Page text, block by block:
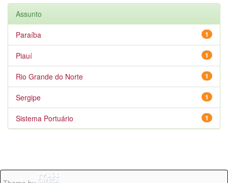
Assunto
1
Paraíba
1
Piauí
1
Rio Grande do Norte
1
Sergipe
1
Sistema Portuário